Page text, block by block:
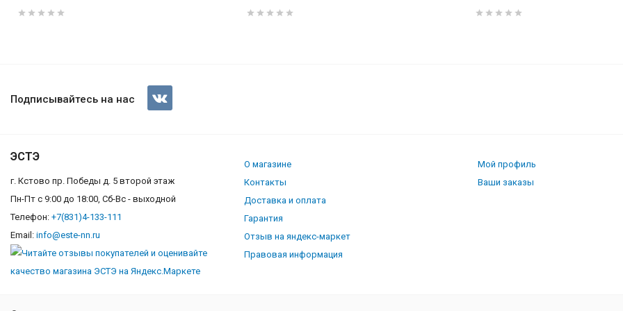
Газовая плита Gefest 3200-06 К2
Подписывайтесь на нас
ЭСТЭ
г. Кстово пр. Победы д. 5 второй этаж
Пн-Пт с 9:00 до 18:00, Сб-Вс - выходной
Телефон: +7(831)4-133-111
Email: info@este-nn.ru
О магазине
Контакты
Доставка и оплата
Гарантия
Отзыв на яндекс-маркет
Правовая информация
Мой профиль
Ваши заказы